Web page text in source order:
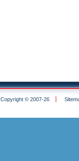
Copyright © 2007-26